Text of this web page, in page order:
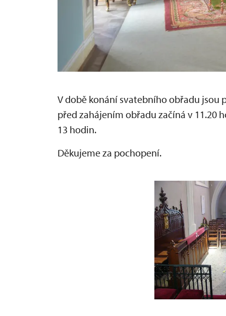
V době konání svatebního obřadu jsou
před zahájením obřadu začíná v 11.20
13 hodin.
Děkujeme za pochopení.